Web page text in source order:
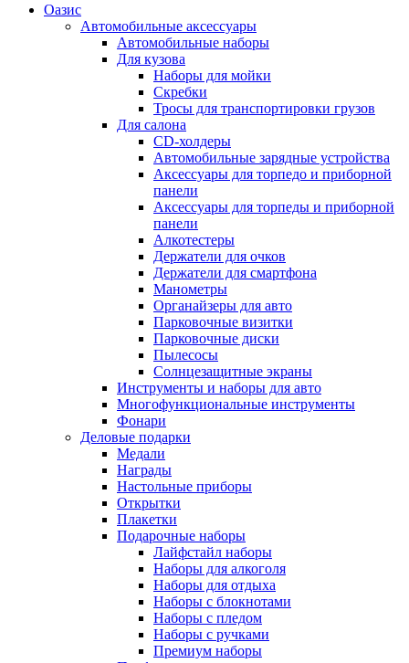
Оазис
Автомобильные аксессуары
Автомобильные наборы
Для кузова
Наборы для мойки
Скребки
Тросы для транспортировки грузов
Для салона
CD-холдеры
Автомобильные зарядные устройства
Аксессуары для торпедо и приборной
панели
Аксессуары для торпеды и приборной
панели
Алкотестеры
Держатели для очков
Держатели для смартфона
Манометры
Органайзеры для авто
Парковочные визитки
Парковочные диски
Пылесосы
Солнцезащитные экраны
Инструменты и наборы для авто
Многофункциональные инструменты
Фонари
Деловые подарки
Медали
Награды
Настольные приборы
Открытки
Плакетки
Подарочные наборы
Лайфстайл наборы
Наборы для алкоголя
Наборы для отдыха
Наборы с блокнотами
Наборы с пледом
Наборы с ручками
Премиум наборы